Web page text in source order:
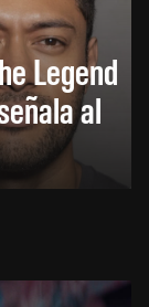
Legend
al